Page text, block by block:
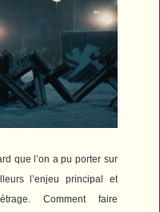
que l’on a pu porter sur
l’enjeu principal et
Comment faire